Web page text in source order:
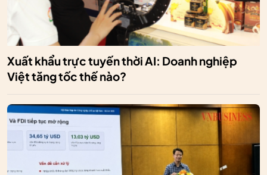
Xuất khẩu trực tuyến thời AI: Doanh nghiệp
Việt tăng tốc thế nào?